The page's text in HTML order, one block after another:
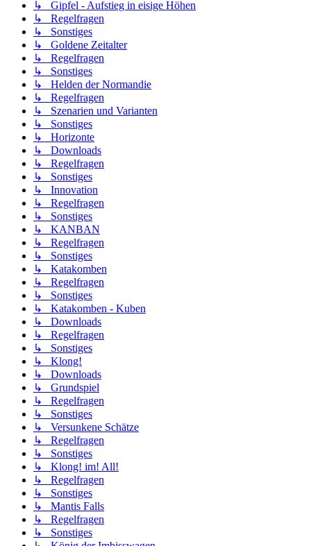
↳ Gipfel - Aufstieg in eisige Höhen
↳ Regelfragen
↳ Sonstiges
↳ Goldene Zeitalter
↳ Regelfragen
↳ Sonstiges
↳ Helden der Normandie
↳ Regelfragen
↳ Szenarien und Varianten
↳ Sonstiges
↳ Horizonte
↳ Downloads
↳ Regelfragen
↳ Sonstiges
↳ Innovation
↳ Regelfragen
↳ Sonstiges
↳ KANBAN
↳ Regelfragen
↳ Sonstiges
↳ Katakomben
↳ Regelfragen
↳ Sonstiges
↳ Katakomben - Kuben
↳ Downloads
↳ Regelfragen
↳ Sonstiges
↳ Klong!
↳ Downloads
↳ Grundspiel
↳ Regelfragen
↳ Sonstiges
↳ Versunkene Schätze
↳ Regelfragen
↳ Sonstiges
↳ Klong! im! All!
↳ Regelfragen
↳ Sonstiges
↳ Mantis Falls
↳ Regelfragen
↳ Sonstiges